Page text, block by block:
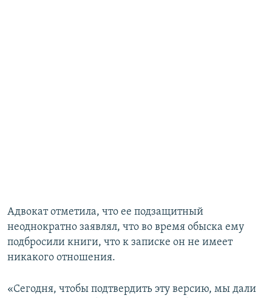
Адвокат отметила, что ее подзащитный
неоднократно заявлял, что во время обыска ему
подбросили книги, что к записке он не имеет
никакого отношения.
«Сегодня, чтобы подтвердить эту версию, мы дали